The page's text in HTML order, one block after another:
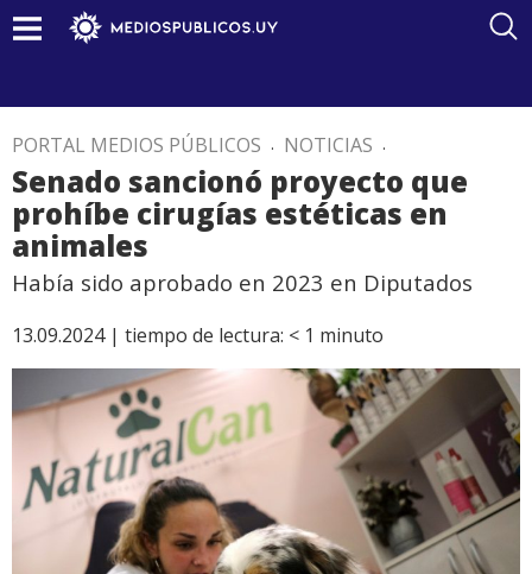
PORTAL MEDIOS PÚBLICOS . NOTICIAS .
Senado sancionó proyecto que
prohíbe cirugías estéticas en
animales
Había sido aprobado en 2023 en Diputados
13.09.2024 | tiempo de lectura: < 1 minuto